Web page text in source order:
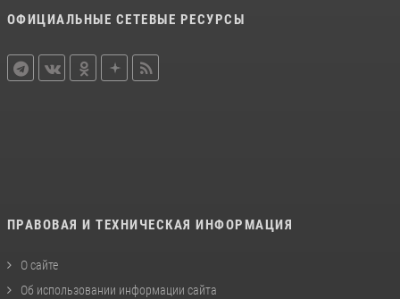
ОФИЦИАЛЬНЫЕ СЕТЕВЫЕ РЕСУРСЫ
ПРАВОВАЯ И ТЕХНИЧЕСКАЯ ИНФОРМАЦИЯ
О сайте
Об использовании информации сайта